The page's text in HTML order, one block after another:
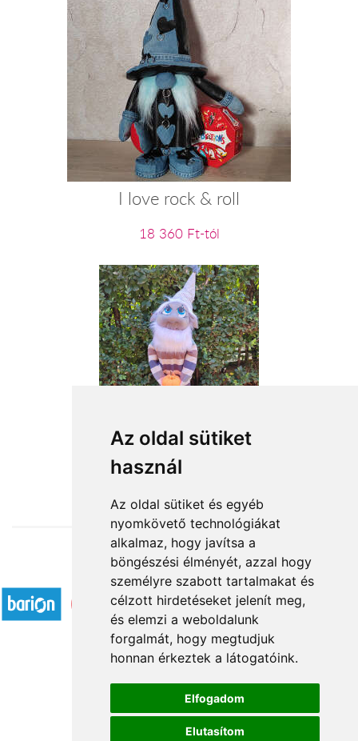
Az oldal sütiket
használ
Az oldal sütiket és egyéb
nyomkövető technológiákat
alkalmaz, hogy javítsa a
böngészési élményét, azzal hogy
személyre szabott tartalmakat és
célzott hirdetéseket jelenít meg,
és elemzi a weboldalunk
forgalmát, hogy megtudjuk
honnan érkeztek a látogatóink.
Elfogadom
Elutasítom
I love rock & roll
18 360 Ft-tól
Őszi manófickó
18 760 Ft-tól
Elfogadott fizetési módok
Á.SZ.F.
Impresszum
Adatkezelési tájékoztató